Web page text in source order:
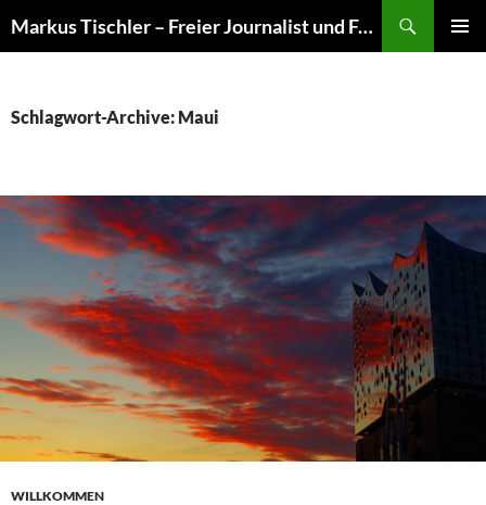
Markus Tischler – Freier Journalist und Fotograf
Schlagwort-Archive: Maui
WILLKOMMEN